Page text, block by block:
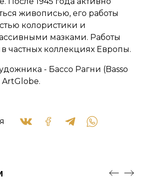
живописью, его работы
колористики и
мазками. Работы
в частных коллекциях Европы.
- Бассо Рагни (Basso